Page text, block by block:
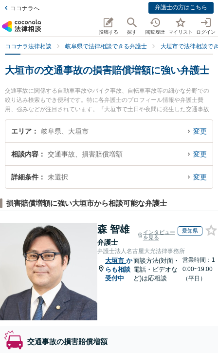
ココナラへ 弁護士の方はこちら
投稿する 探す 閲覧履歴 マイリスト ログイン
ココナラ法律相談 岐阜県で法律相談できる弁護士 大垣市で法律相談で
大垣市の交通事故の損害賠償増額に強い弁護士
交通事故に関係する自動車事故やバイク事故、自転車事故等の細かな分野での
絞り込み検索もでき便利です。特に各弁護士のプロフィール情報や弁護士費
用、強みなどが注目されています。『大垣市で土日や夜間に発生した交通事故
の損害賠償増額のトラブルを今すぐに弁護士に相談したい』『交通事故の損害
賠償増額のトラブル解決の実績豊富な近くの弁護士を検索したい』『初回相談
エリア 岐阜県、大垣市 変更
相談内容 交通事故、損害賠償増額 変更
詳細条件 未選択 変更
損害賠償増額に強い大垣市から相談可能な弁護士
森 智雄
弁護士
インタビュー
を見る
愛知県
弁護士法人名古屋大光法律事務所
大垣市 か
らも相談
受付中
面談方法(対面・
電話・ビデオな
ど)は応相談
営業時間：1
0:00~19:00
（平日）
交通事故の損害賠償増額